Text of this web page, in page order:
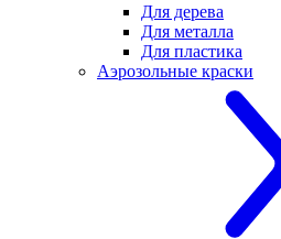
Для дерева
Для металла
Для пластика
Аэрозольные краски